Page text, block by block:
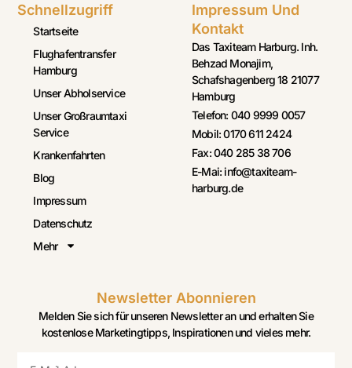
Schnellzugriff
Startseite
Flughafentransfer
Hamburg
Unser Abholservice
Unser Großraumtaxi
Service
Krankenfahrten
Blog
Impressum
Datenschutz
Mehr
Impressum Und
Kontakt
Das Taxiteam Harburg. Inh.
Behzad Monajim,
Schafshagenberg 18 21077
Hamburg
Telefon: 040 9999 0057
Mobil: 0170 611 2424
Fax: 040 285 38 706
E-Mai: info@taxiteam-
harburg.de
Newsletter Abonnieren
Melden Sie sich für unseren Newsletter an und erhalten Sie
kostenlose Marketingtipps, Inspirationen und vieles mehr.